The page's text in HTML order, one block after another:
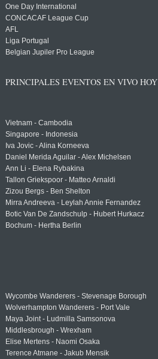
One Day International
CONCACAF League Cup
AFL
Liga Portugal
Belgian Jupiler Pro League
PRINCIPALES EVENTOS EN VIVO HOY
Vietnam - Cambodia
Singapore - Indonesia
Iva Jovic - Alina Korneeva
Daniel Merida Aguilar - Alex Michelsen
Ann Li - Elena Rybakina
Tallon Griekspoor - Matteo Arnaldi
Zizou Bergs - Ben Shelton
Mirra Andreeva - Leylah Annie Fernandez
Botic Van De Zandschulp - Hubert Hurkacz
Bochum - Hertha Berlin
Wycombe Wanderers - Stevenage Borough
Wolverhampton Wanderers - Port Vale
Maya Joint - Ludmilla Samsonova
Middlesbrough - Wrexham
Elise Mertens - Naomi Osaka
Terence Atmane - Jakub Mensik